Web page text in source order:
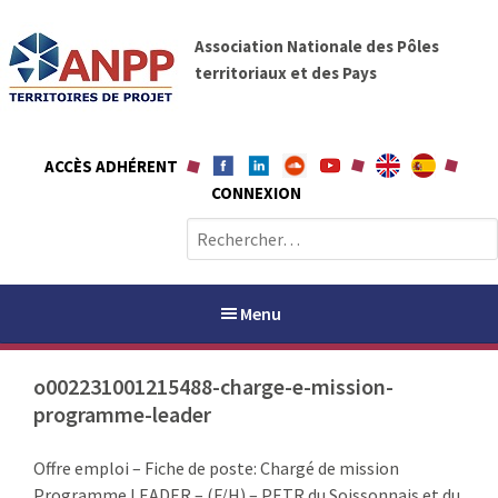
t
A
N
P
P
Association Nationale des Pôles
territoriaux et des Pays
ACCÈS ADHÉRENT
CONNEXION
e
c
c
h
r
Menu
PAYS / PETR
ANPP
o002231001215488-charge-e-mission-
programme-leader
Offre emploi – Fiche de poste: Chargé de mission